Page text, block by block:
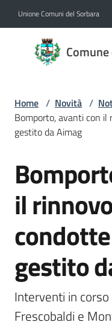
Unione Comuni del Sorbara
Comune
di
Amministrazione
Novità
Menu selezionato
Servizi
Vivere
Bomporto
Tutti
Home / Novità /
Bomporto, avanti con
gestito da Aimag
Salta al contenuto
il
gestito
Interventi in
Frescobaldi e